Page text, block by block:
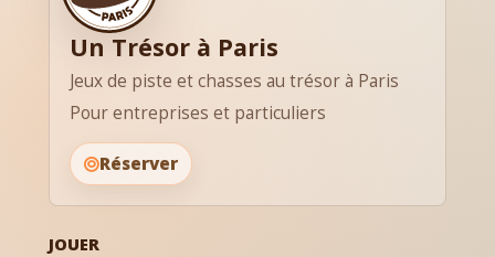
Un Trésor à Paris
Jeux de piste et chasses au trésor à Paris
Pour entreprises et particuliers
Réserver
JOUER